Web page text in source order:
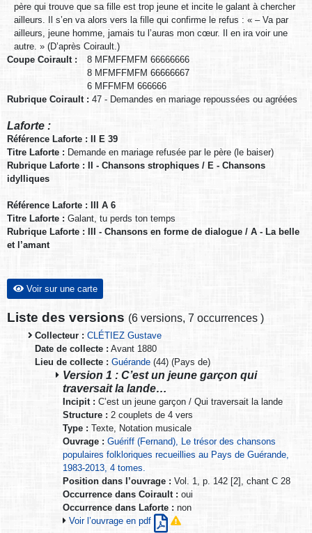
père qui trouve que sa fille est trop jeune et incite le galant à chercher
ailleurs. Il s’en va alors vers la fille qui confirme le refus : « – Va par
ailleurs, jeune homme, jamais tu l’auras mon cœur. Il en ira voir une
autre. » (D’après Coirault.)
Coupe Coirault :
8 MFMFFMFM 66666666
8 MFMFFMFM 66666667
6 MFFMFM 666666
Rubrique Coirault : 47 - Demandes en mariage repoussées ou agréées
Laforte :
Référence Laforte : II E 39
Titre Laforte : Demande en mariage refusée par le père (le baiser)
Rubrique Laforte : II - Chansons strophiques / E - Chansons
idylliques
Référence Laforte : III A 6
Titre Laforte : Galant, tu perds ton temps
Rubrique Laforte : III - Chansons en forme de dialogue / A - La belle
et l’amant
Voir sur une carte
Liste des versions (6 versions, 7 occurrences )
Collecteur : CLÉTIEZ Gustave
Date de collecte : Avant 1880
Lieu de collecte : Guérande (44) (Pays de)
Version 1 : C’est un jeune garçon qui
traversait la lande…
Incipit : C’est un jeune garçon / Qui traversait la lande
Structure : 2 couplets de 4 vers
Type : Texte, Notation musicale
Ouvrage : Guériff (Fernand), Le trésor des chansons
populaires folkloriques recueillies au Pays de Guérande,
1983-2013, 4 tomes.
Position dans l’ouvrage : Vol. 1, p. 142 [2], chant C 28
Occurrence dans Coirault : oui
Occurrence dans Laforte : non
Voir l’ouvrage en pdf